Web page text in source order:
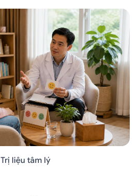
Trị liệu tâm lý